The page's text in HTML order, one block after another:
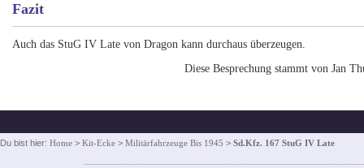
Fazit
Auch das StuG IV Late von Dragon kann durchaus überzeugen.
Diese Besprechung stammt von Jan
Du bist hier: Home > Kit-Ecke > Militärfahrzeuge Bis 1945 > Sd.Kfz. 167 StuG IV Late